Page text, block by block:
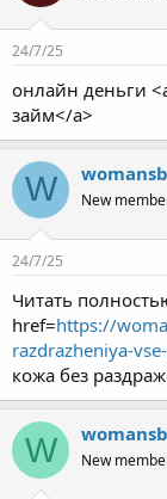
24/7/25
онлайн деньги
займ</a>
W New
24/7/25
Читать
href=https://
razdrazheniya-
кожа без
W New